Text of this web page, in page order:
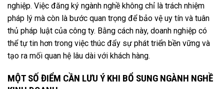
nghiệp. Việc đăng ký ngành nghề không chỉ là trách nhiệm
pháp lý mà còn là bước quan trọng để bảo vệ uy tín và tuân
thủ pháp luật của công ty. Bằng cách này, doanh nghiệp có
thể tự tin hơn trong việc thúc đẩy sự phát triển bền vững và
tạo ra mối quan hệ lâu dài với khách hàng.
MỘT SỐ ĐIỂM CẦN LƯU Ý KHI BỔ SUNG NGÀNH NGHỀ